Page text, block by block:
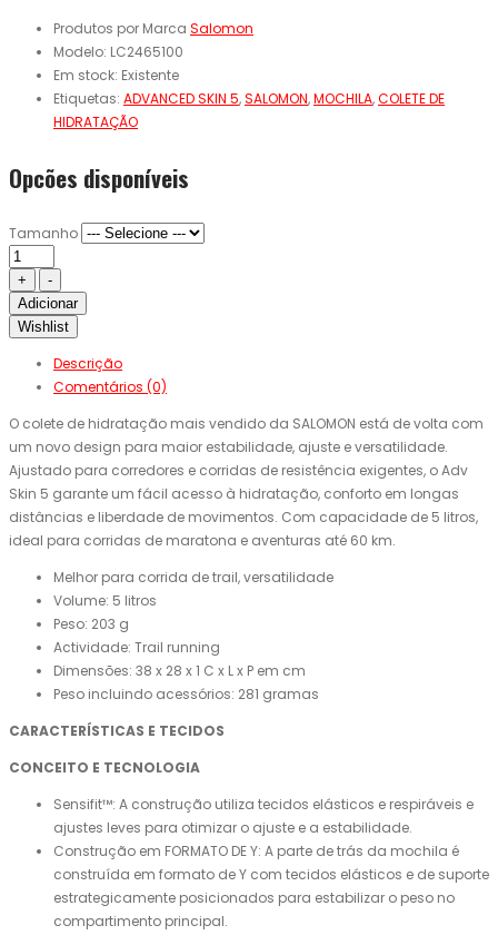
Produtos por Marca Salomon
Modelo: LC2465100
Em stock: Existente
Etiquetas: ADVANCED SKIN 5,SALOMON,MOCHILA,COLETE DE
HIDRATAÇÃO
Opcões disponíveis
Tamanho
Adicionar
Wishlist
Descrição
Comentários (0)
O colete de hidratação mais vendido da SALOMON está de volta com
um novo design para maior estabilidade, ajuste e versatilidade.
Ajustado para corredores e corridas de resistência exigentes, o Adv
Skin 5 garante um fácil acesso à hidratação, conforto em longas
distâncias e liberdade de movimentos. Com capacidade de 5 litros,
ideal para corridas de maratona e aventuras até 60 km.
Melhor para corrida de trail, versatilidade
Volume: 5 litros
Peso: 203 g
Actividade: Trail running
Dimensões: 38 x 28 x 1 C x L x P em cm
Peso incluindo acessórios: 281 gramas
CARACTERÍSTICAS E TECIDOS
CONCEITO E TECNOLOGIA
Sensifit™: A construção utiliza tecidos elásticos e respiráveis ​​e
ajustes leves para otimizar o ajuste e a estabilidade.
Construção em FORMATO DE Y: A parte de trás da mochila é
construída em formato de Y com tecidos elásticos e de suporte
estrategicamente posicionados para estabilizar o peso no
compartimento principal.